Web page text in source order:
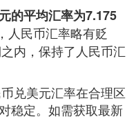
的平均汇率为7.175
人民币汇率略有贬
内，保持了人民币汇
兑美元汇率在合理区
稳定。如需获取最新